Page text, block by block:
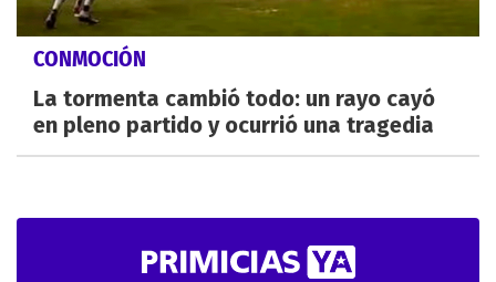
CONMOCIÓN
La tormenta cambió todo: un rayo cayó
en pleno partido y ocurrió una tragedia